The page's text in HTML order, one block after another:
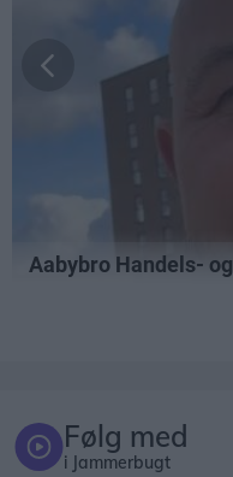
Følg med
i Jammerbugt